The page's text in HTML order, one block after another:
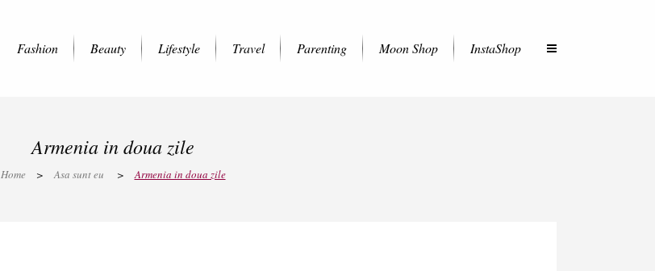
Fashion Beauty Lifestyle Travel Parenting Moon Shop InstaShop
Armenia in doua zile
Home > Asa sunt eu > Armenia in doua zile